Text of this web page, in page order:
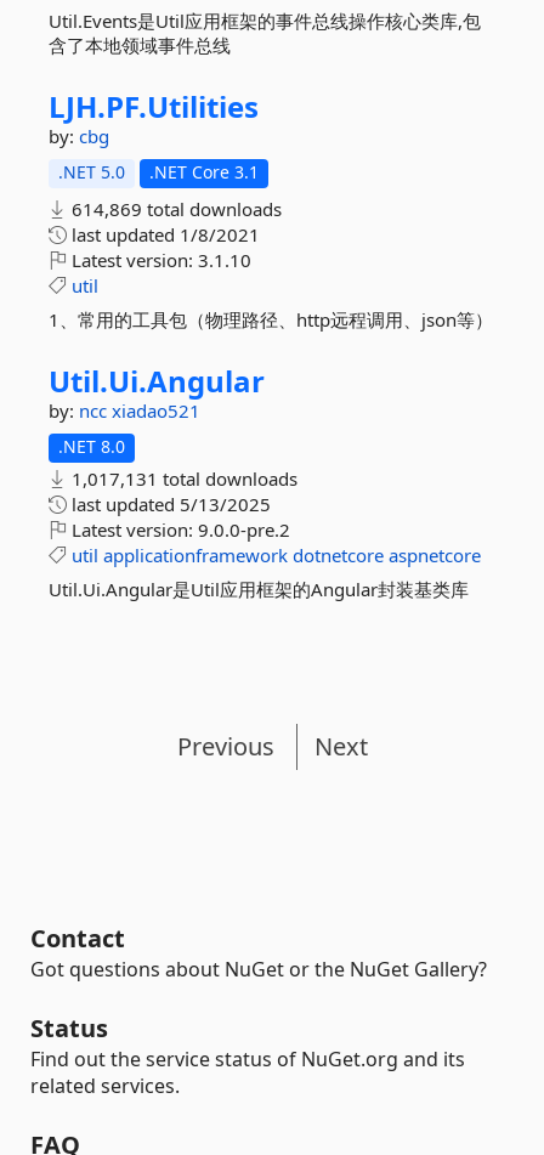
Util.Events是Util应用框架的事件总线操作核心类库,包
含了本地领域事件总线
LJH.PF.Utilities
by: cbg
.NET 5.0 .NET Core 3.1
614,869 total downloads
last updated 1/8/2021
Latest version: 3.1.10
util
1、常用的工具包（物理路径、http远程调用、json等）
Util.Ui.Angular
by: ncc xiadao521
.NET 8.0
1,017,131 total downloads
last updated 5/13/2025
Latest version: 9.0.0-pre.2
util applicationframework dotnetcore aspnetcore
Util.Ui.Angular是Util应用框架的Angular封装基类库
Previous Next
Contact
Got questions about NuGet or the NuGet Gallery?
Status
Find out the service status of NuGet.org and its
related services.
FAQ